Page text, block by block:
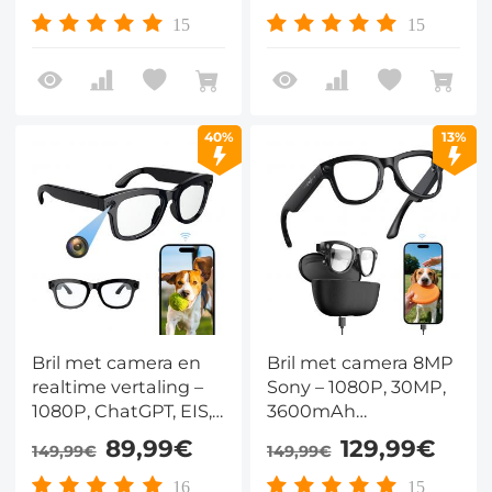
assige stabilisatie,
in 26 talen – voor
fietsen en outdoor
15
oplaadcase, AI-
43g – Kentfaith
15
40%
Bril met camera en
realtime vertaling –
1080P, ChatGPT, EIS,
Bluetooth 5.2 & 4u –
voor reizen en
meetings – Kentfaith
149,99€ 89,99€
16
13%
Bril met camera 8MP
Sony – 1080P, 30MP,
3600mAh
oplaadcase, 8u
muziek &
stemopname – voor
149,99€ 129,99€
15